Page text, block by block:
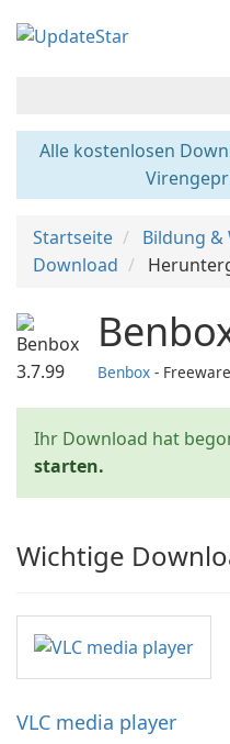
Alle kostenlosen
Startseite Bildung &
Download
Benbox - Freeware
Ihr Download hat
starten.
Wichtige
VLC media player